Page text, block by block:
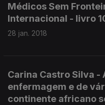
Médicos Sem
Internacional - livro
28 jan. 2018
Carina Castro Silva -
enfermagem e de
continente africano